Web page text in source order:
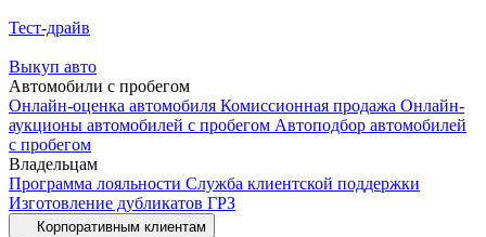
Тест-драйв
Выкуп авто
Автомобили с пробегом
Онлайн-оценка автомобиля Комиссионная продажа Онлайн-
аукционы автомобилей с пробегом Автоподбор автомобилей
с пробегом
Владельцам
Программа лояльности Служба клиентской поддержки
Изготовление дубликатов ГРЗ
Корпоративным клиентам